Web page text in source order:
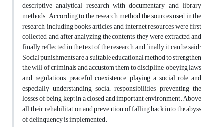
descriptive-analytical research with documentary and library
methods. According to the research method, the sources used in the
research, including books, articles, and internet resources, were first
collected, and after analyzing the contents, they were extracted and
finally reflected in the text of the research, and finally it can be said:
Social punishments are a suitable educational method to strengthen
the will of criminals and accustom them to discipline, obeying laws
and regulations, peaceful coexistence, playing a social role and
especially understanding social responsibilities, preventing the
losses of being kept in a closed and important environment. Above
all, their rehabilitation and prevention of falling back into the abyss
of delinquency is implemented.